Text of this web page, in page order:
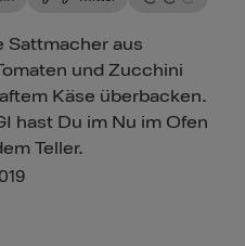
Sattmacher aus
und Zucchini
Käse überbacken.
hast Du im Nu im Ofen
Teller.